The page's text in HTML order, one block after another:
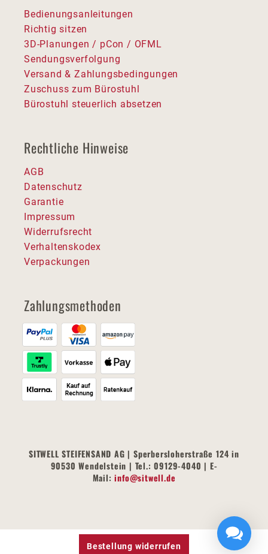
Bedienungsanleitungen
Richtig sitzen
3D-Planungen / pCon / OFML
Sendungsverfolgung
Versand & Zahlungsbedingungen
Zuschuss zum Bürostuhl
Bürostuhl steuerlich absetzen
Rechtliche Hinweise
AGB
Datenschutz
Garantie
Impressum
Widerrufsrecht
Verhaltenskodex
Verpackungen
Zahlungsmethoden
SITWELL STEIFENSAND AG | Sperbersloherstraße 124 in
90530 Wendelstein | Tel.: 09129-4040 | E-
Mail:info@sitwell.de
Bestellung widerrufen